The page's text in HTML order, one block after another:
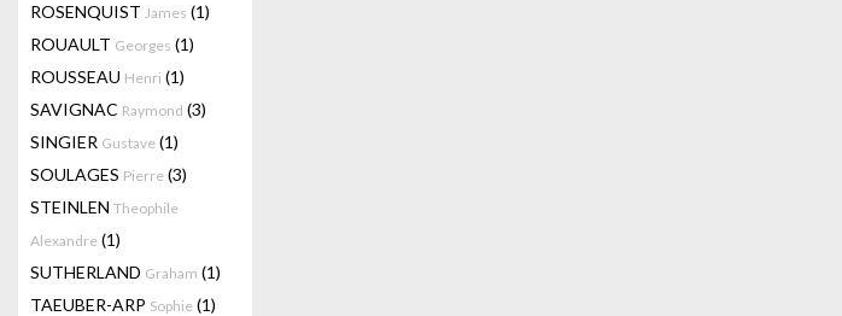
ROSENQUIST James (1)
ROUAULT Georges (1)
ROUSSEAU Henri (1)
SAVIGNAC Raymond (3)
SINGIER Gustave (1)
SOULAGES Pierre (3)
STEINLEN Theophile
Alexandre (1)
SUTHERLAND Graham (1)
TAEUBER-ARP Sophie (1)